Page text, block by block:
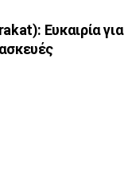
Eυκαιρία